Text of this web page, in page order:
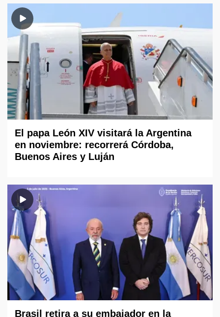
El papa León XIV visitará la Argentina
en noviembre: recorrerá Córdoba,
Buenos Aires y Luján
Brasil retira a su embajador en la